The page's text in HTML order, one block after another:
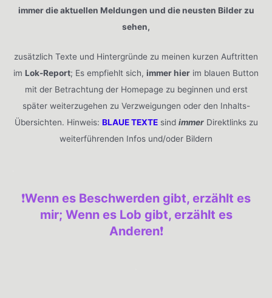
immer die aktuellen Meldungen und die neusten Bilder zu
sehen,
zusätzlich Texte und Hintergründe zu meinen kurzen Auftritten
im Lok-Report; Es empfiehlt sich, immer hier im blauen Button
mit der Betrachtung der Homepage zu beginnen und erst
später weiterzugehen zu Verzweigungen oder den Inhalts-
Übersichten. Hinweis: BLAUE TEXTEsind immerDirektlinks zu
weiterführenden Infos und/oder Bildern
❗️Wenn es Beschwerden gibt, erzählt es
mir; Wenn es Lob gibt, erzählt es
Anderen❗️